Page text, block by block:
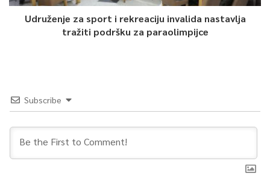
Udruženje za sport i rekreaciju invalida nastavlja
tražiti podršku za paraolimpijce
Subscribe